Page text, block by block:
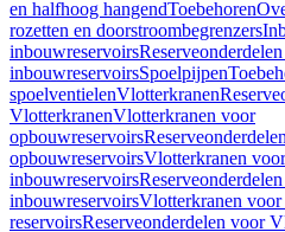
en halfhoog hangendToebehoren
rozetten en doorstroombegrenzers
inbouwreservoirs
inbouwreservoirsSpoelpijpen
spoelventielenVlotterkranen
VlotterkranenVlotterkranen voor
opbouwreservoirs
opbouwreservoirsVlotterkranen voor
inbouwreservoirs
inbouwreservoirsVlotterkranen voor
reservoirsReserveonderdelen voor